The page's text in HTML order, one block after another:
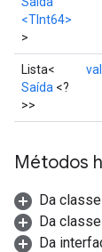
<TInt64>
>
Lista<
Saída <?
>>
Métodos
Da classe
Da
Da